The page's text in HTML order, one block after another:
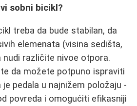
sobni bicikl?
treba da bude stabilan, da
elemenata (visina sedišta,
nudi različite nivoe otpora.
da možete potpuno ispraviti
je pedala u najnižem položaju -
povreda i omogućiti efikasniji